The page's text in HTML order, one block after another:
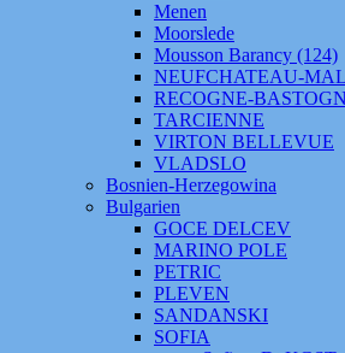
Menen
Moorslede
Mousson Barancy (124)
NEUFCHATEAU-
RECOGNE-
TARCIENNE
VIRTON BELLEVUE
VLADSLO
Bosnien-Herzegowina
Bulgarien
GOCE DELCEV
MARINO POLE
PETRIC
PLEVEN
SANDANSKI
SOFIA